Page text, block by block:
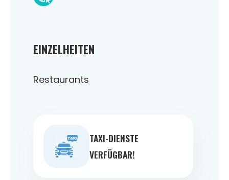
EINZELHEITEN
Restaurants
TAXI-DIENSTE
VERFÜGBAR!